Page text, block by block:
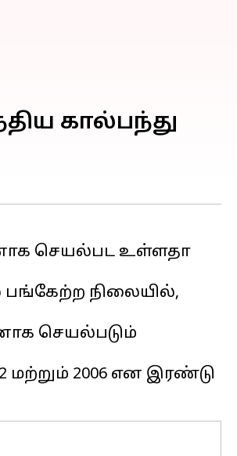
கால்பந்து
செயல்பட உள்ளதா
பங்கேற்ற நிலையில்,
செயல்படும்
மற்றும் 2006 என இரண்டு